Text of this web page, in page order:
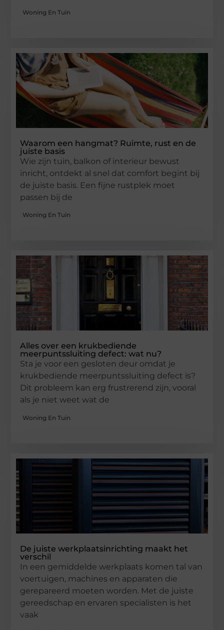
Woning En Tuin
Waarom een hangmat? Ruimte, rust en de
juiste basis
Wie zijn tuin, balkon of interieur bewust
inricht, ontdekt al snel dat comfort begint bij
de juiste basis. Een fijne rustplek moet
passen bij de
Woning En Tuin
Alles over een krukbediende
meerpuntssluiting defect: wat nu?
Sta je voor een gesloten deur omdat je
krukbediende meerpuntssluiting defect is?
Dit probleem kan erg frustrerend zijn, vooral
als je niet weet wat de
Woning En Tuin
De juiste werkplaatsinrichting maakt het
verschil
In een gemiddelde werkplaats komen tal van
voertuigen, machines en apparaten die
gerepareerd moeten worden. Met de juiste
gereedschap en ervaren specialisten is het
vaak